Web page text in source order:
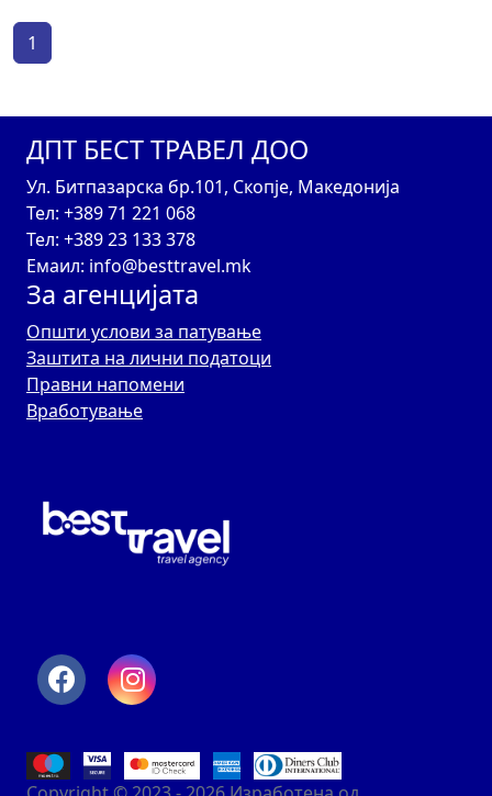
1
ДПТ БЕСТ ТРАВЕЛ ДОО
Ул. Битпазарска бр.101, Скопје, Македонија
Тел: +389 71 221 068
Тел: +389 23 133 378
Емаил: info@besttravel.mk
За агенцијата
Општи услови за патување
Заштита на лични податоци
Правни напомени
Вработување